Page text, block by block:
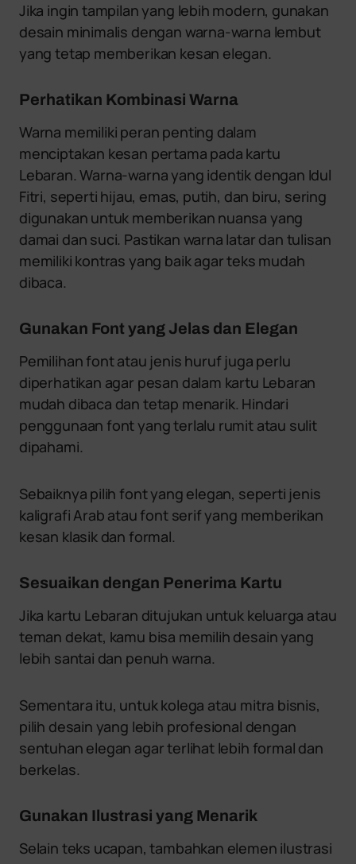
Jika ingin tampilan yang lebih modern, gunakan
desain minimalis dengan warna-warna lembut
yang tetap memberikan kesan elegan.
Perhatikan Kombinasi Warna
Warna memiliki peran penting dalam
menciptakan kesan pertama pada kartu
Lebaran. Warna-warna yang identik dengan Idul
Fitri, seperti hijau, emas, putih, dan biru, sering
digunakan untuk memberikan nuansa yang
damai dan suci. Pastikan warna latar dan tulisan
memiliki kontras yang baik agar teks mudah
dibaca.
Gunakan Font yang Jelas dan Elegan
Pemilihan font atau jenis huruf juga perlu
diperhatikan agar pesan dalam kartu Lebaran
mudah dibaca dan tetap menarik. Hindari
penggunaan font yang terlalu rumit atau sulit
dipahami.
Sebaiknya pilih font yang elegan, seperti jenis
kaligrafi Arab atau font serif yang memberikan
kesan klasik dan formal.
Sesuaikan dengan Penerima Kartu
Jika kartu Lebaran ditujukan untuk keluarga atau
teman dekat, kamu bisa memilih desain yang
lebih santai dan penuh warna.
Sementara itu, untuk kolega atau mitra bisnis,
pilih desain yang lebih profesional dengan
sentuhan elegan agar terlihat lebih formal dan
berkelas.
Gunakan Ilustrasi yang Menarik
Selain teks ucapan, tambahkan elemen ilustrasi